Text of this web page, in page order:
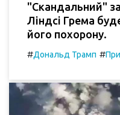
"Скандальний"
Ліндсі Грема
його похорону.
#Дональд Трамп #